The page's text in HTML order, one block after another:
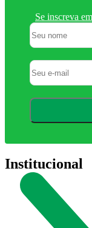
Se inscreva
Institucional